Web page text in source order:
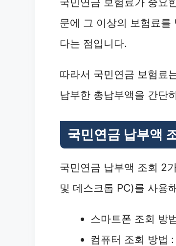
문에 그 이상의 보험료를
다는 점입니다.
따라서 국민연금 보험료
납부한 총납부액을 간단
국민연금 납부액
국민연금 납부액 조회 2
및 데스크톱 PC)를 사용
스마트폰 조회 방
컴퓨터 조회 방법